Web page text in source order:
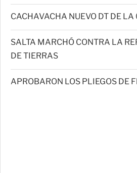
CACHAVACHA NUEVO DT DE LA
SALTA MARCHÓ CONTRA LA
DE TIERRAS
APROBARON LOS PLIEGOS DE